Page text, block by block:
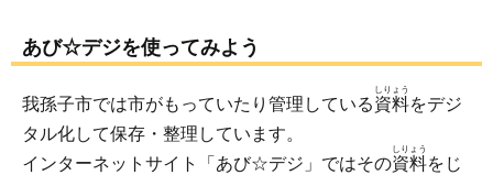
あび☆デジを使ってみよう
我孫子市では市がもっていたり管理している資料
しりょう
をデジ
タル化して保存・整理しています。
インターネットサイト「あび☆デジ」ではその資料
しりょう
をじ